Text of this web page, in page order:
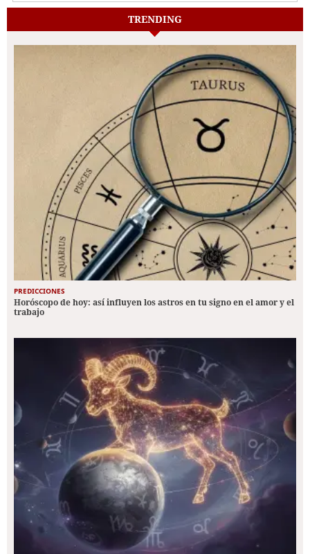
TRENDING
PREDICCIONES
Horóscopo de hoy: así influyen los astros en tu signo en el amor y el
trabajo